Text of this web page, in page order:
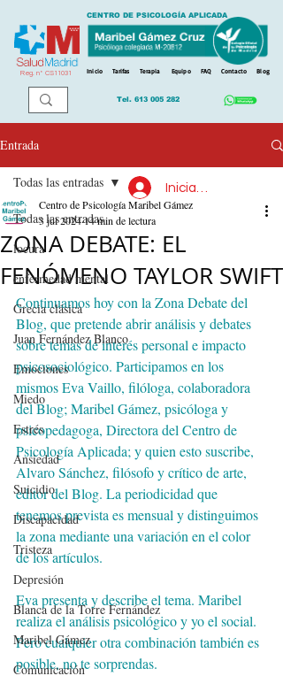
Reg. nº CS11031
CENTRO DE PSICOLOGÍA APLICADA
Inicio Tarifas Terapia Equipo FAQ Contacto Blog
Tel. 613 005 282
Entrada
Todas las entradas
locura
enfermedad mental
Grecia clásica
Juan Fernández Blanco
Emociones
Miedo
Estrés
Ansiedad
Suicidio
Discapacidad
Tristeza
Depresión
Blanca de la Torre Fernández
Maribel Gámez
Comunicación
Todas las entradas
ZONA DEBATE: EL
FENÓMENO TAYLOR SWIFT
Centro de Psicología Maribel Gámez
3 jul 202414 min de lectura
Continuamos hoy con la Zona Debate del
Blog, que pretende abrir análisis y debates
sobre temas de interés personal e impacto
psicosociológico. Participamos en los
mismos Eva Vaillo, filóloga, colaboradora
del Blog; Maribel Gámez, psicóloga y
psicopedagoga, Directora del Centro de
Psicología Aplicada; y quien esto suscribe,
Alvaro Sánchez, filósofo y crítico de arte,
editor del Blog. La periodicidad que
tenemos prevista es mensual y distinguimos
la zona mediante una variación en el color
de los artículos.
Eva presenta y describe el tema. Maribel
realiza el análisis psicológico y yo el social.
Pero cualquier otra combinación también es
posible, no te sorprendas.
Iniciar sesión